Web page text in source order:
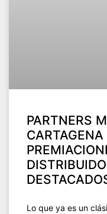
PARTNERS
Lo que ya es un